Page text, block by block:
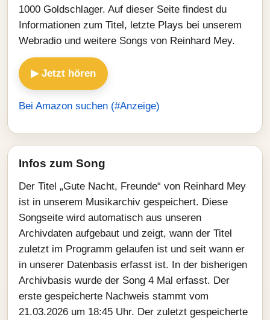
1000 Goldschlager. Auf dieser Seite findest du
Informationen zum Titel, letzte Plays bei unserem
Webradio und weitere Songs von Reinhard Mey.
▶ Jetzt hören
Bei Amazon suchen (#Anzeige)
Infos zum Song
Der Titel „Gute Nacht, Freunde“ von Reinhard Mey
ist in unserem Musikarchiv gespeichert. Diese
Songseite wird automatisch aus unseren
Archivdaten aufgebaut und zeigt, wann der Titel
zuletzt im Programm gelaufen ist und seit wann er
in unserer Datenbasis erfasst ist. In der bisherigen
Archivbasis wurde der Song 4 Mal erfasst. Der
erste gespeicherte Nachweis stammt vom
21.03.2026 um 18:45 Uhr. Der zuletzt gespeicherte